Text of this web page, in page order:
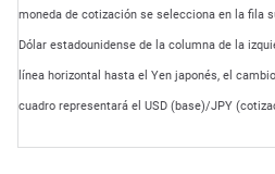
moneda de cotización se selecciona en la fila
Dólar estadounidense de la columna de la
línea horizontal hasta el Yen japonés, el
cuadro representará el USD (base)/JPY